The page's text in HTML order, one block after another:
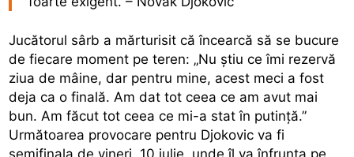
Jucătorul sârb a mărturisit că încearcă să se bucure
de fiecare moment pe teren: „Nu știu ce îmi rezervă
ziua de mâine, dar pentru mine, acest meci a fost
deja ca o finală. Am dat tot ceea ce am avut mai
bun. Am făcut tot ceea ce mi-a stat în putință.”
Următoarea provocare pentru Djokovic va fi